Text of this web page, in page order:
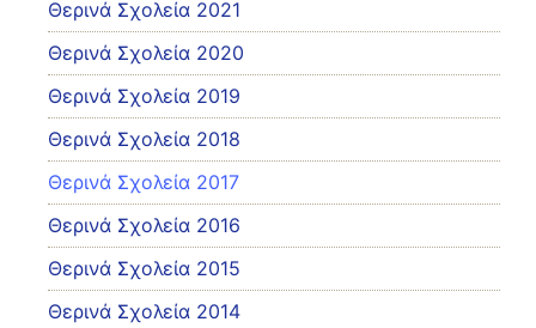
Θερινά Σχολεία 2021
Θερινά Σχολεία 2020
Θερινά Σχολεία 2019
Θερινά Σχολεία 2018
Θερινά Σχολεία 2017
Θερινά Σχολεία 2016
Θερινά Σχολεία 2015
Θερινά Σχολεία 2014